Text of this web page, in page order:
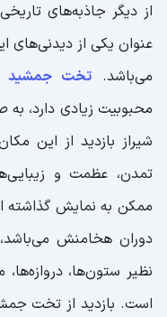
از دیگر جاذبه‌های
عنوان یکی از
می‌باشد.تخت جمشید
محبوبیت زیادی دارد،
شیراز بازدید از این
تمدن، عظمت و
ممکن به نمایش گذاشته
دوران هخامنش
نظیر ستون‌ها،
است. بازدید از تخت